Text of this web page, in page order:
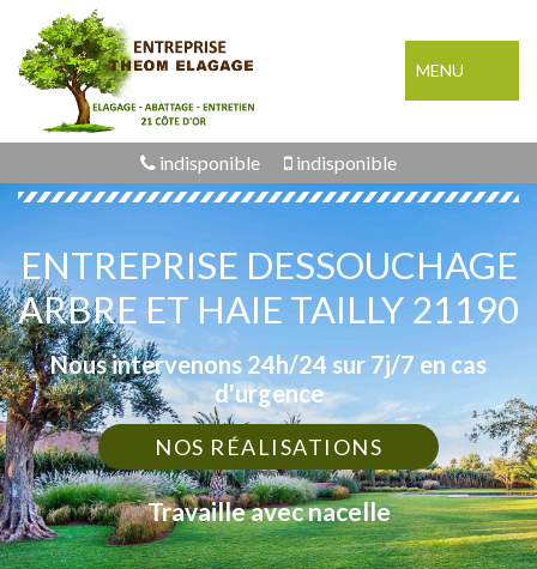
MENU
indisponible indisponible
ENTREPRISE DESSOUCHAGE
ARBRE ET HAIE TAILLY 21190
Nous intervenons 24h/24 sur 7j/7 en cas
d'urgence
NOS RÉALISATIONS
Travaille avec nacelle